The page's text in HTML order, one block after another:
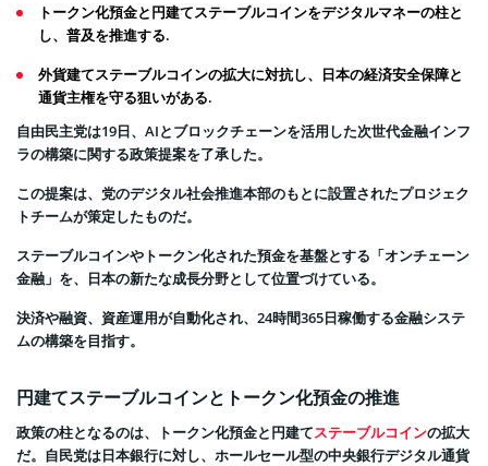
トークン化預金と円建てステーブルコインをデジタルマネーの柱と
し、普及を推進する.
外貨建てステーブルコインの拡大に対抗し、日本の経済安全保障と
通貨主権を守る狙いがある.
自由民主党は19日、AIとブロックチェーンを活用した次世代金融インフ
ラの構築に関する政策提案を了承した。
この提案は、党のデジタル社会推進本部のもとに設置されたプロジェク
トチームが策定したものだ。
ステーブルコインやトークン化された預金を基盤とする「オンチェーン
金融」を、日本の新たな成長分野として位置づけている。
決済や融資、資産運用が自動化され、24時間365日稼働する金融システ
ムの構築を目指す。
円建てステーブルコインとトークン化預金の推進
政策の柱となるのは、トークン化預金と円建てステーブルコインの拡大
だ。自民党は日本銀行に対し、ホールセール型の中央銀行デジタル通貨